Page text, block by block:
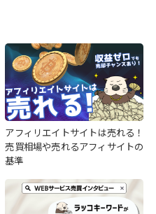
アフィリエイトサイトは売れる！
売買相場や売れるアフィサイトの
基準